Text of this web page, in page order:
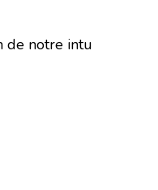
de notre intu